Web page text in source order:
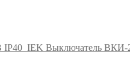
IP40 IEK Выключатель ВКИ-